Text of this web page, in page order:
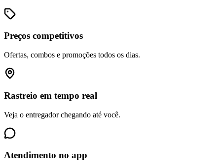
Preços competitivos
Ofertas, combos e promoções todos os dias.
Rastreio em tempo real
Veja o entregador chegando até você.
Atendimento no app